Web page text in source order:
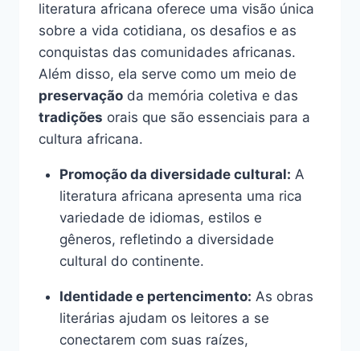
literatura africana oferece uma visão única
sobre a vida cotidiana, os desafios e as
conquistas das comunidades africanas.
Além disso, ela serve como um meio de
preservação da memória coletiva e das
tradições orais que são essenciais para a
cultura africana.
Promoção da diversidade cultural: A
literatura africana apresenta uma rica
variedade de idiomas, estilos e
gêneros, refletindo a diversidade
cultural do continente.
Identidade e pertencimento: As obras
literárias ajudam os leitores a se
conectarem com suas raízes,